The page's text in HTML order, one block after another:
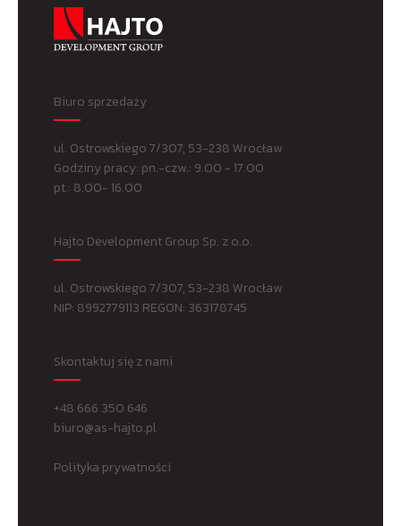
Biuro sprzedaży
ul. Ostrowskiego 7/307, 53-238 Wrocław
Godziny pracy: pn.-czw.: 9.00 - 17.00
pt.: 8.00- 16.00
Hajto Development Group Sp. z o.o.
ul. Ostrowskiego 7/307, 53-238 Wrocław
NIP: 8992779113 REGON: 363178745
Skontaktuj się z nami
+48 666 350 646
biuro@as-hajto.pl
Polityka prywatności